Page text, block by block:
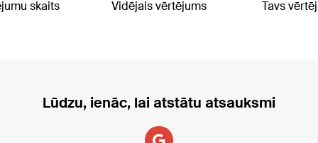
skaits Vidējais vērtējums Tavs
Lūdzu, ienāc, lai atstātu atsauksmi